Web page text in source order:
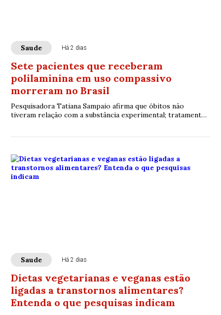
Saude Há 2 dias
Sete pacientes que receberam
polilaminina em uso compassivo
morreram no Brasil
Pesquisadora Tatiana Sampaio afirma que óbitos não
tiveram relação com a substância experimental; tratamento
Saude Há 2 dias
Dietas vegetarianas e veganas estão
ligadas a transtornos alimentares?
Entenda o que pesquisas indicam